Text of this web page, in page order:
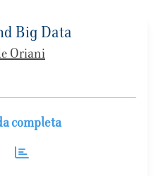
Big Data
Oriani
completa